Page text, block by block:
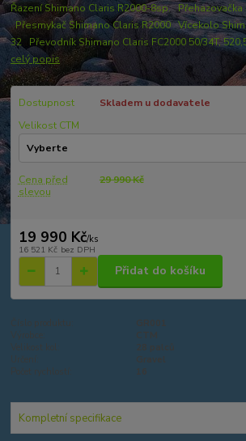
Řazení Shimano Claris R2000-8sp. Přehazovačka
Přesmykač Shimano Claris R2000 Vícekolo
32 Převodník Shimano Claris FC2000 50/34T,
celý popis
Dostupnost
Skladem u dodavatele
Velikost CTM
Cena před
slevou
29 990 Kč
19 990 Kč/ks
16 521 Kč bez DPH
Přidat do košíku
Kompletní specifikace